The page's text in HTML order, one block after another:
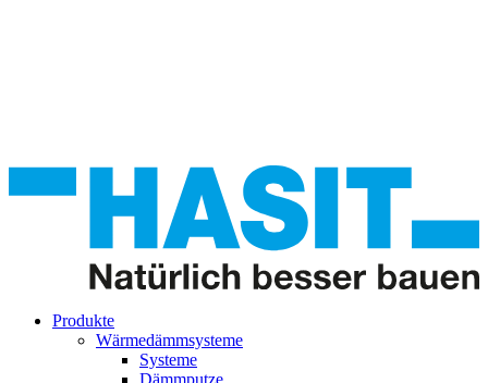
Produkte
Wärmedämmsysteme
Systeme